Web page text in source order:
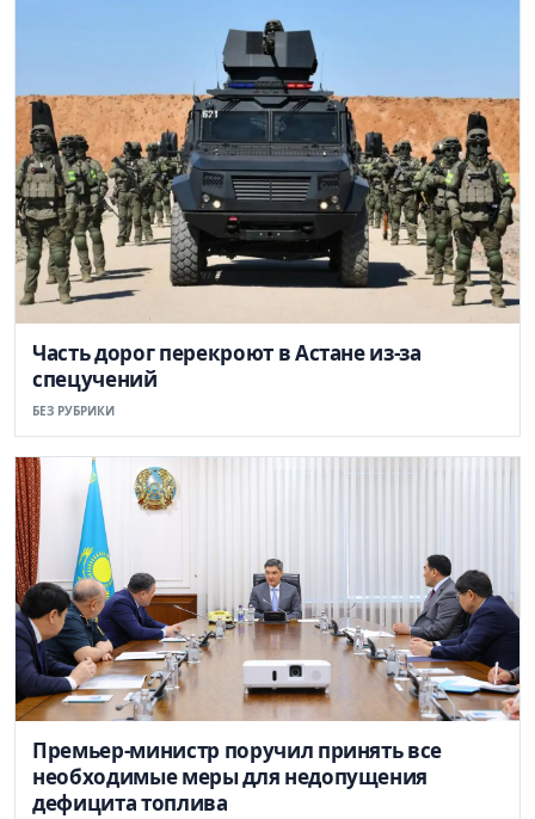
Часть дорог перекроют в Астане из-за
спецучений
БЕЗ РУБРИКИ
Премьер-министр поручил принять все
необходимые меры для недопущения
дефицита топлива